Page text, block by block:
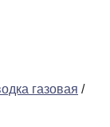
газовая /